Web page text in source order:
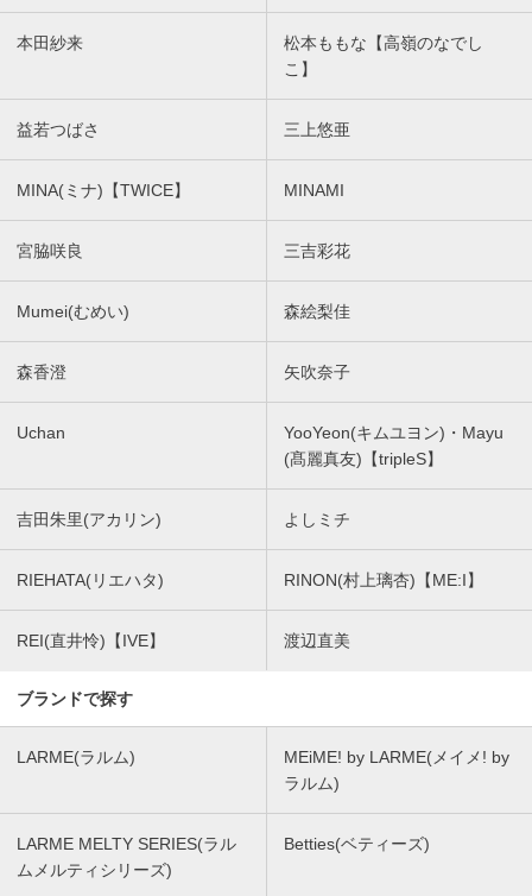
本田紗来
松本ももな【高嶺のなでし
こ】
益若つばさ 三上悠亜
MINA(ミナ)【TWICE】 MINAMI
宮脇咲良 三吉彩花
Mumei(むめい) 森絵梨佳
森香澄 矢吹奈子
Uchan
YooYeon(キムユヨン)・Mayu
(髙麗真友)【tripleS】
吉田朱里(アカリン) よしミチ
RIEHATA(リエハタ) RINON(村上璃杏)【ME:I】
REI(直井怜)【IVE】 渡辺直美
ブランドで探す
LARME(ラルム)
MEiME! by LARME(メイメ! by
ラルム)
LARME MELTY SERIES(ラル
ムメルティシリーズ)
Betties(ベティーズ)